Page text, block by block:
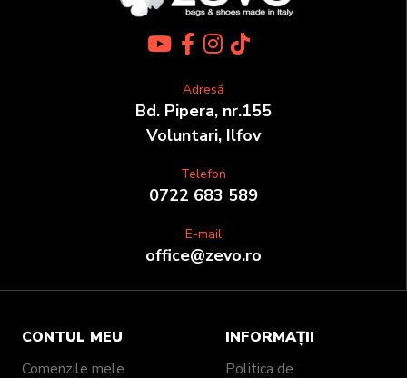
Adresă
Bd. Pipera, nr.155
Voluntari, Ilfov
Telefon
0722 683 589
E-mail
office@zevo.ro
CONTUL MEU
Comenzile mele
INFORMAȚII
Politica de